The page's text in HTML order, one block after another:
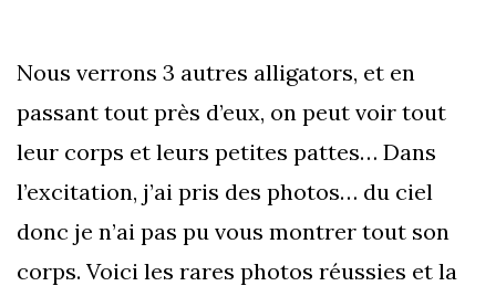
Nous verrons 3 autres alligators, et en
passant tout près d’eux, on peut voir tout
leur corps et leurs petites pattes… Dans
l’excitation, j’ai pris des photos… du ciel
donc je n’ai pas pu vous montrer tout son
corps. Voici les rares photos réussies et la